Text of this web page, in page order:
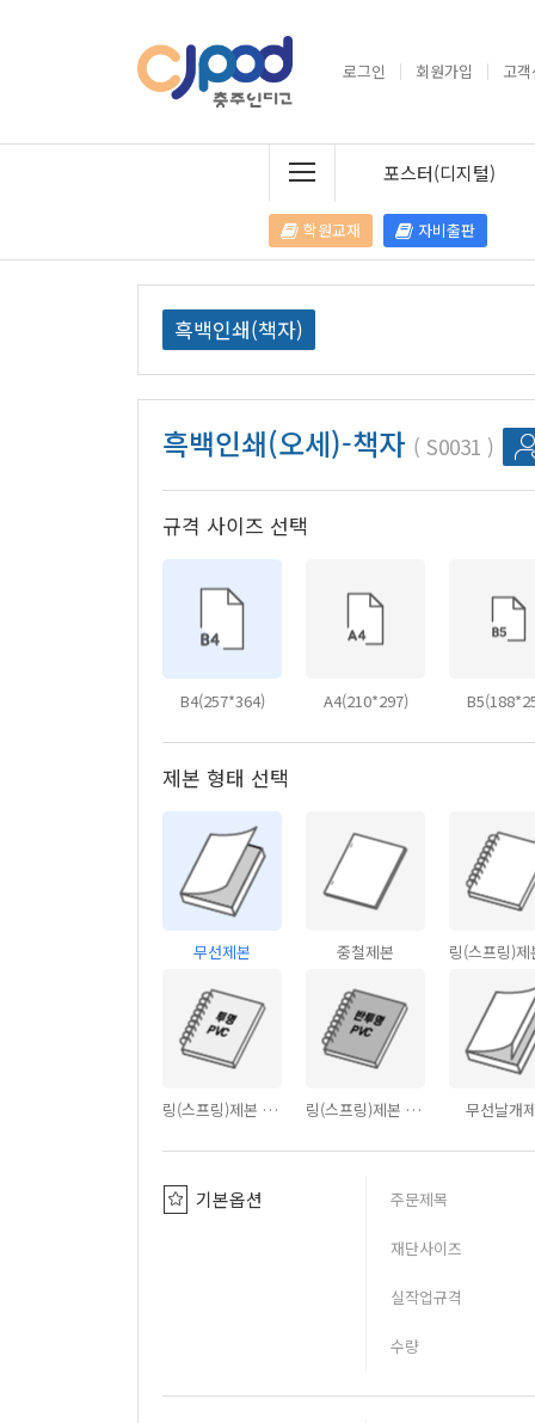
로그인 회원가입 고
포스터(디지털)
학원교재 자비출판
흑백인쇄(책자)
흑백인쇄(오세)-책자 S0031
규격 사이즈 선택
B4(257*364) A4(210*297)
제본 형태 선택
무선제본 중철제본
링(스프링)제본 - PVC투명커버 링(스프링)제본 - PVC반투명커버 무선날개
기본옵션 주문제목
재단사이즈
실작업규격
수량